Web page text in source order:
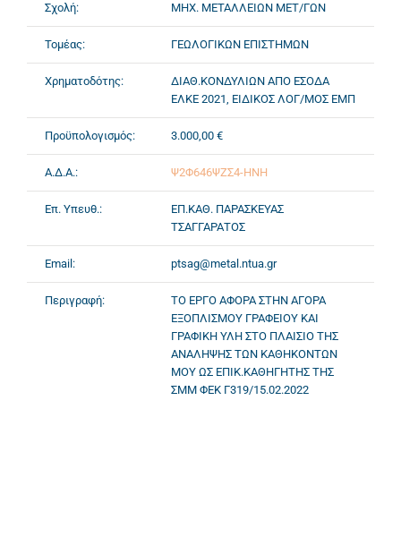
Σχολή: ΜΗΧ. ΜΕΤΑΛΛΕΙΩΝ ΜΕΤ/ΓΩΝ
Τομέας: ΓΕΩΛΟΓΙΚΩΝ ΕΠΙΣΤΗΜΩΝ
Χρηματοδότης:
ΔΙΑΘ.ΚΟΝΔΥΛΙΩΝ ΑΠΟ ΕΣΟΔΑ
ΕΛΚΕ 2021, ΕΙΔΙΚΟΣ ΛΟΓ/ΜΟΣ ΕΜΠ
Προϋπολογισμός: 3.000,00 €
Α.Δ.Α.: Ψ2Φ646ΨΖΣ4-ΗΝΗ
Επ. Υπευθ.:
ΕΠ.ΚΑΘ. ΠΑΡΑΣΚΕΥΑΣ
ΤΣΑΓΓΑΡΑΤΟΣ
Email: ptsag@metal.ntua.gr
Περιγραφή:
ΤΟ ΕΡΓΟ ΑΦΟΡΑ ΣΤΗΝ ΑΓΟΡΑ
ΕΞΟΠΛΙΣΜΟΥ ΓΡΑΦΕΙΟΥ ΚΑΙ
ΓΡΑΦΙΚΗ ΥΛΗ ΣΤΟ ΠΛΑΙΣΙΟ ΤΗΣ
ΑΝΑΛΗΨΗΣ ΤΩΝ ΚΑΘΗΚΟΝΤΩΝ
ΜΟΥ ΩΣ ΕΠΙΚ.ΚΑΘΗΓΗΤΗΣ ΤΗΣ
ΣΜΜ ΦΕΚ Γ319/15.02.2022